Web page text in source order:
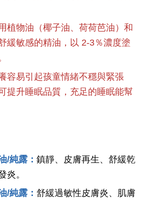
植物油（椰子油、荷荷芭油）和
緩敏感的精油，以 2-3％濃度塗
容易引起孩童情緒不穩與緊張
提升睡眠品質，充足的睡眠能幫
/純露： 鎮靜、皮膚再生、舒緩乾
炎。
/純露： 舒緩過敏性皮膚炎、肌膚